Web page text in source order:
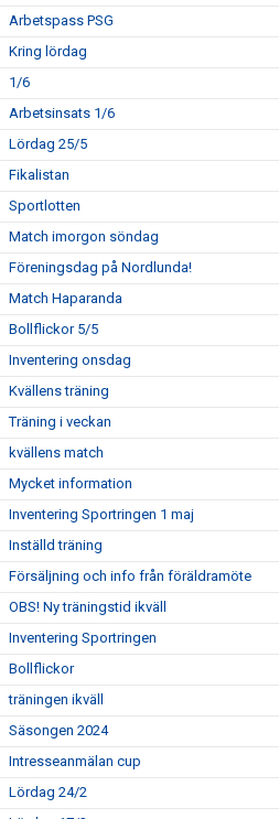
Arbetspass PSG
Kring lördag
1/6
Arbetsinsats 1/6
Lördag 25/5
Fikalistan
Sportlotten
Match imorgon söndag
Föreningsdag på Nordlunda!
Match Haparanda
Bollflickor 5/5
Inventering onsdag
Kvällens träning
Träning i veckan
kvällens match
Mycket information
Inventering Sportringen 1 maj
Inställd träning
Försäljning och info från föräldramöte
OBS! Ny träningstid ikväll
Inventering Sportringen
Bollflickor
träningen ikväll
Säsongen 2024
Intresseanmälan cup
Lördag 24/2